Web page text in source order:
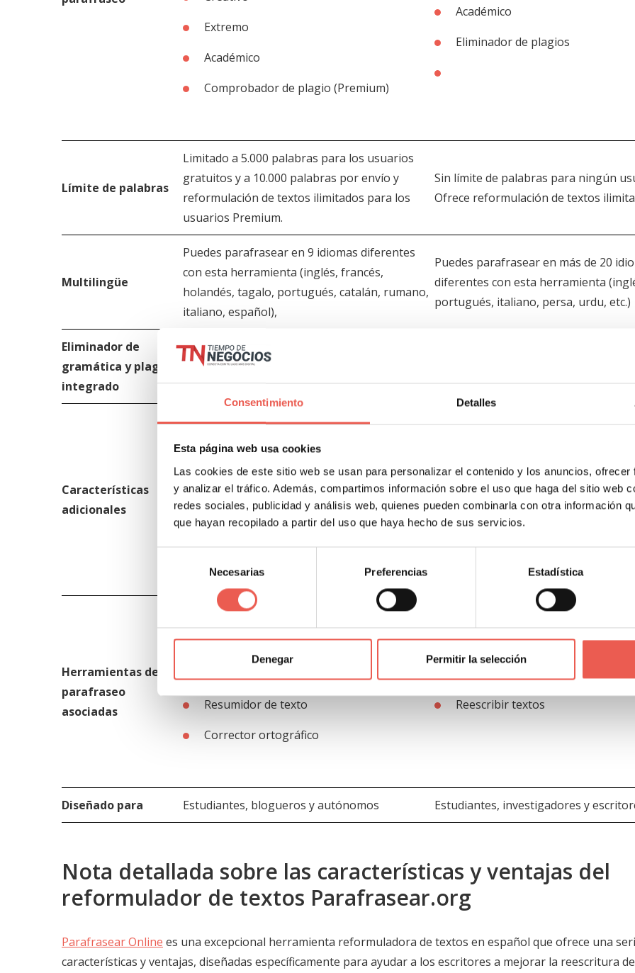
Consentimiento Detalles
Esta página web usa cookies
Las cookies de este sitio web se usan para personalizar el contenido y los anuncios,
y analizar el tráfico. Además, compartimos información sobre el uso que haga del sitio web
redes sociales, publicidad y análisis web, quienes pueden combinarla con otra información
que hayan recopilado a partir del uso que haya hecho de sus servicios.
consentimiento
Necesarias Preferencias Estadística
Denegar Permitir la selección
Extremo
Académico
Comprobador de plagio (Premium)
Académico
Eliminador de plagios
Límite de palabras
Limitado a 5.000 palabras para los usuarios
gratuitos y a 10.000 palabras por envío y
reformulación de textos ilimitados para los
usuarios Premium.
Sin límite de palabras para ningún
Ofrece reformulación de textos
Multilingüe
Puedes parafrasear en 9 idiomas diferentes
con esta herramienta (inglés, francés,
holandés, tagalo, portugués, catalán, rumano,
italiano, español),
Puedes parafrasear en más de 20
diferentes con esta herramienta
portugués, italiano, persa, urdu, etc.)
Eliminador de
gramática y plagio
integrado
Generar contenidos sin plagios ni errores
Características
adicionales
Más rápido
Gratis
Protección contra errores gramaticales
Interfaz fácil de usar
Contenido de mayor calidad
Gratis
Protegido contra errores
Herramientas de
parafraseo
asociadas
Corrector
Creador de ensayos
Resumidor de texto
Corrector ortográfico
Creador de ensayos
Reescribir textos
Diseñado para Estudiantes, blogueros y autónomos Estudiantes, investigadores y
Nota detallada sobre las características y ventajas del
reformulador de textos Parafrasear.org
Parafrasear Online es una excepcional herramienta reformuladora de textos en español que ofrece una
características y ventajas, diseñadas específicamente para ayudar a los escritores a mejorar la reescritura